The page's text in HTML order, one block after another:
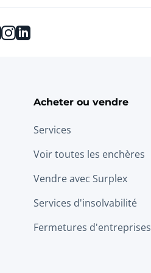
facebook
instagram
linkedin
Acheter ou vendre
Services
Voir toutes les enchères
Vendre avec Surplex
Services d'insolvabilité
Fermetures d'entreprises